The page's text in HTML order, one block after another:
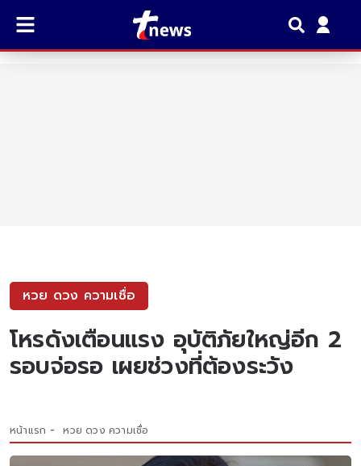
หวย ดวง ความเชื่อ
โหรดังเตือนแรง อุบัติภัยใหญ่อีก 2
รอบจ่อรอ เผยช่วงที่ต้องระวัง
หน้าแรก หวย ดวง ความเชื่อ